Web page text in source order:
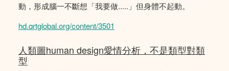
動，形成腦一不斷想「我要做.....」但身體不起動。
hd.qrtglobal.org/content/3501
人類圖human design愛情分析，不是類型對類
型